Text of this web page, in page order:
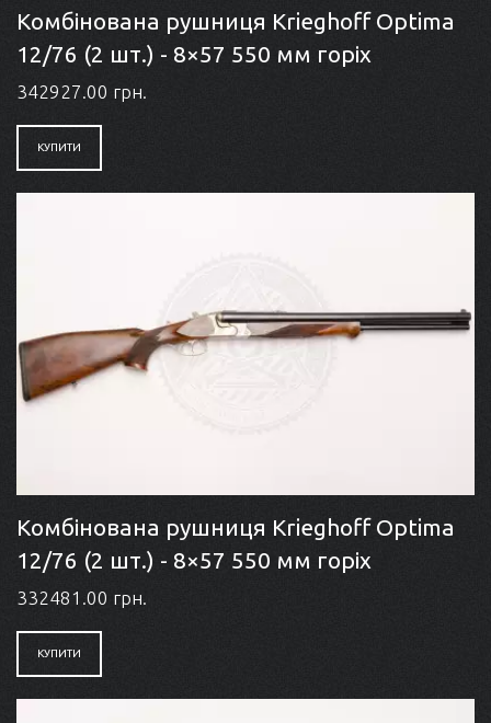
Комбінована рушниця Krieghoff Optima
12/76 (2 шт.) - 8×57 550 мм горіх
342927.00 грн.
КУПИТИ
Комбінована рушниця Krieghoff Optima
12/76 (2 шт.) - 8×57 550 мм горіх
332481.00 грн.
КУПИТИ